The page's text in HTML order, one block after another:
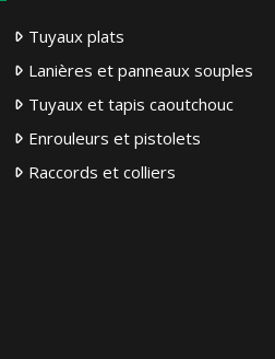
Tuyaux plats
Lanières et panneaux souples
Tuyaux et tapis caoutchouc
Enrouleurs et pistolets
Raccords et colliers